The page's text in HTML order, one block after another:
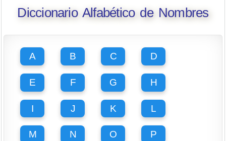
Diccionario Alfabético de Nombres
A B C D
E F G H
I J K L
M N O P